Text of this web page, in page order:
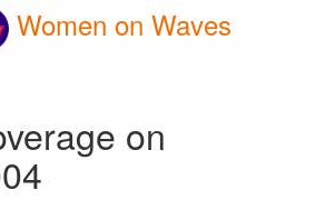
Women on Waves
on